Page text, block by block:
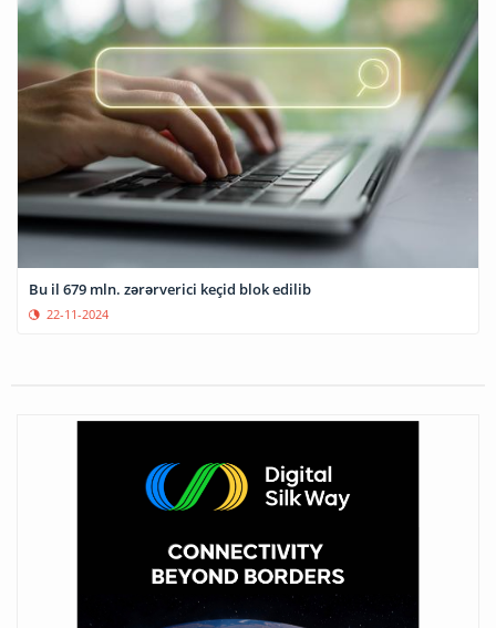
Bu il 679 mln. zərərverici keçid blok edilib
22-11-2024